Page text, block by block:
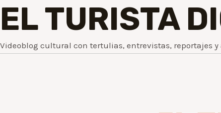
EL TURISTA
Videoblog cultural con tertulias, entrevistas, reportajes